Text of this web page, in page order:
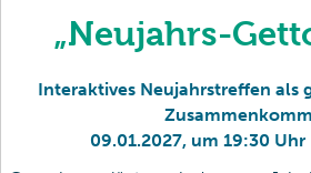
„Neujahrs-
Interaktives Neujahrstreffen als
09.01.2027, um 19:30 Uhr